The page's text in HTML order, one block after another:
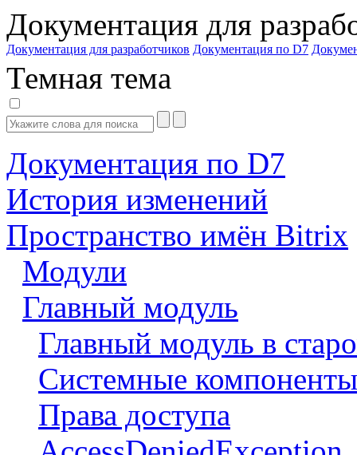
Документация для
Документация для разработчиков Документация по D7
Темная тема
Документация по D7
История изменений
Пространство имён Bitrix
Модули
Главный модуль
Главный модуль в
Системные компоненты
Права доступа